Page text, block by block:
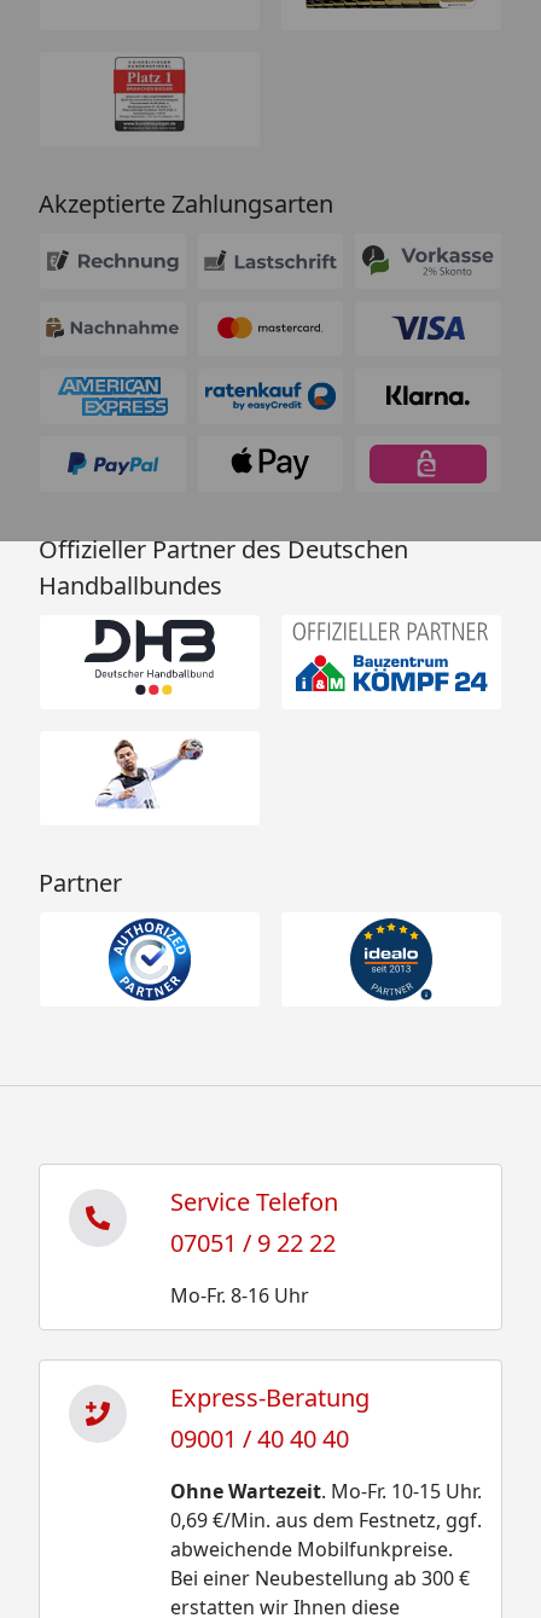
Akzeptierte Zahlungsarten
Offizieller Partner des Deutschen
Handballbundes
Partner
Service Telefon
07051 / 9 22 22
Mo-Fr. 8-16 Uhr
Express-Beratung
09001 / 40 40 40
Ohne Wartezeit. Mo-Fr. 10-15 Uhr.
0,69 €/Min. aus dem Festnetz, ggf.
abweichende Mobilfunkpreise.
Bei einer Neubestellung ab 300 €
erstatten wir Ihnen diese